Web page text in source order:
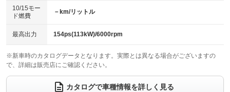
ベンチシート
：装備なし
チップアップシート
：装備なし
：装備なし ：装備なし
ウォークスルー
：装備なし
電動リアゲート フロントカメラ
：装備なし
10/15モー
ド燃費
－km/リットル
最高出力 154ps(113kW)/6000rpm
※新車時のカタログデータとなります。実際とは異なる場合がございますの
で、詳細は販売店にご確認ください。
カタログで車種情報を詳しく見る